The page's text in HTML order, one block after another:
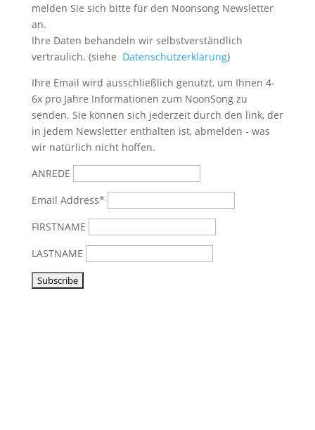
melden Sie sich bitte für den Noonsong Newsletter
an.
Ihre Daten behandeln wir selbstverständlich
vertraulich. (siehe Datenschutzerklärung)
Ihre Email wird ausschließlich genutzt, um Ihnen 4-
6x pro Jahre Informationen zum NoonSong zu
senden. Sie können sich jederzeit durch den link, der
in jedem Newsletter enthalten ist, abmelden - was
wir natürlich nicht hoffen.
ANREDE
Email Address*
FIRSTNAME
LASTNAME